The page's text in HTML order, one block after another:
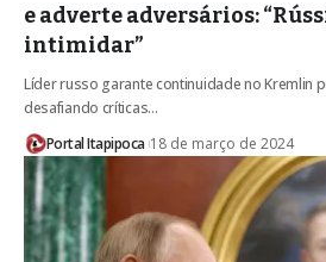
e adverte adversários:
intimidar”
Líder russo garante continuidade no Kremlin
desafiando críticas…
Portal Itapipoca 18 de março de 2024